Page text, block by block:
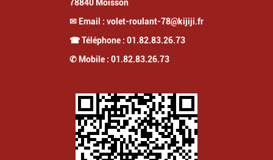
78840 Moisson
✉ Email : volet-roulant-78@kijiji.fr
☎ Téléphone : 01.82.83.26.73
✆ Mobile : 01.82.83.26.73